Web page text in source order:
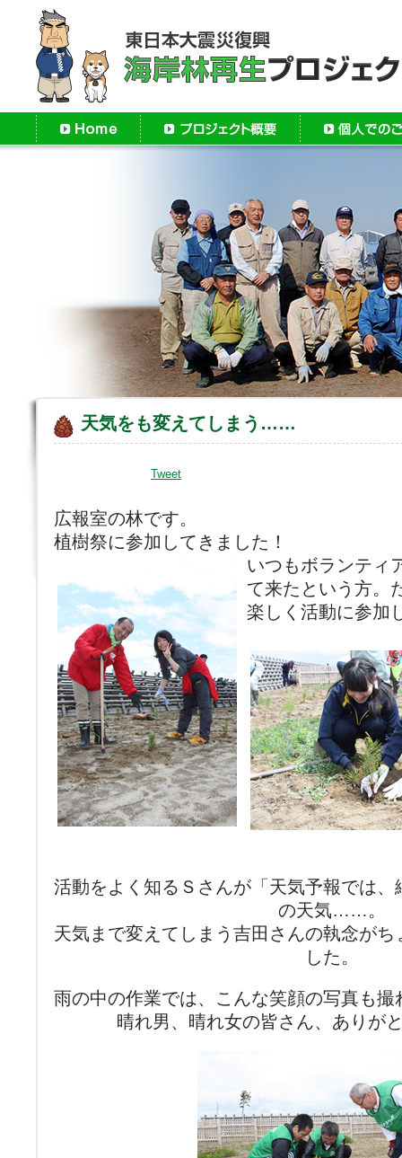
天気をも変えてしまう……
Tweet
広報室の林です。
植樹祭に参加してきました！
いつもボランティ
て来たという方。
楽しく活動に参加
活動をよく知るＳさんが「天気予報では
の天気……。
天気まで変えてしまう吉田さんの執念が
した。
雨の中の作業では、こんな笑顔の写真も
晴れ男、晴れ女の皆さん、ありが